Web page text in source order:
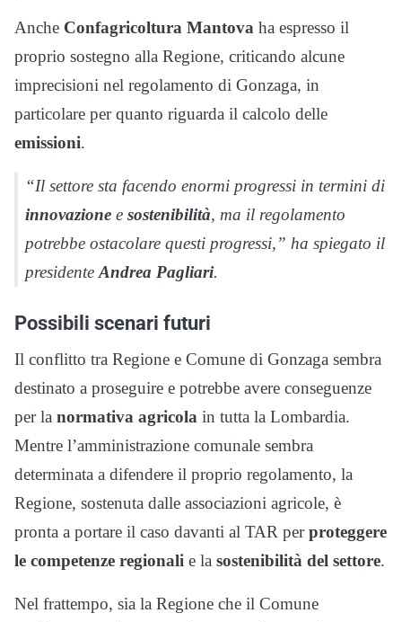
Anche Confagricoltura Mantova ha espresso il
proprio sostegno alla Regione, criticando alcune
imprecisioni nel regolamento di Gonzaga, in
particolare per quanto riguarda il calcolo delle
emissioni.
“Il settore sta facendo enormi progressi in termini di
innovazione e sostenibilità, ma il regolamento
potrebbe ostacolare questi progressi,” ha spiegato il
presidente Andrea Pagliari.
Possibili scenari futuri
Il conflitto tra Regione e Comune di Gonzaga sembra
destinato a proseguire e potrebbe avere conseguenze
per la normativa agricola in tutta la Lombardia.
Mentre l’amministrazione comunale sembra
determinata a difendere il proprio regolamento, la
Regione, sostenuta dalle associazioni agricole, è
pronta a portare il caso davanti al TAR perproteggere
le competenze regionali e la sostenibilità del settore.
Nel frattempo, sia la Regione che il Comune